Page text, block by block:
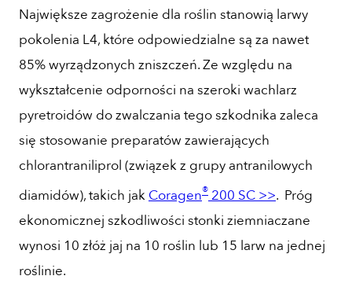
Największe zagrożenie dla roślin stanowią larwy
pokolenia L4, które odpowiedzialne są za nawet
85% wyrządzonych zniszczeń. Ze względu na
wykształcenie odporności na szeroki wachlarz
pyretroidów do zwalczania tego szkodnika zaleca
się stosowanie preparatów zawierających
chlorantraniliprol (związek z grupy antranilowych
diamidów), takich jak Coragen® 200 SC >>. Próg
ekonomicznej szkodliwości stonki ziemniaczane
wynosi 10 złóż jaj na 10 roślin lub 15 larw na jednej
roślinie.